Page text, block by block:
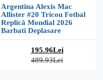
Argentina Alexis Mac
Allister #20 Tricou Fotbal
Replică Mondial 2026
Barbati Deplasare
195.96Lei
489.93Lei